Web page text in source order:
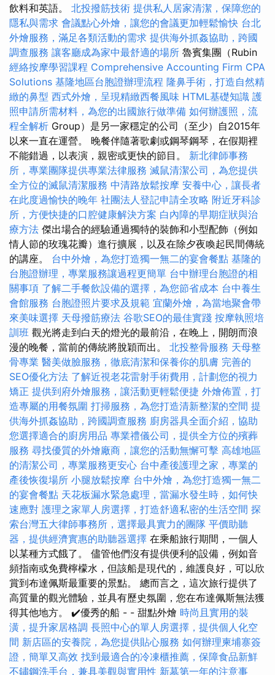
飲料和英語。 北投撥筋技術 提供私人居家清潔，保障您的
隱私與需求 會議點心外燴，讓您的會議更加輕鬆愉快 台北
外燴服務，滿足各類活動的需求 提供海外抓姦協助，跨國
調查服務 讓客廳成為家中最舒適的場所 魯賓集團（Rubin
經絡按摩學習課程 Comprehensive Accounting Firm CPA
Solutions 基隆地區台胞證辦理流程 隆鼻手術，打造自然精
緻的鼻型 西式外燴，呈現精緻西餐風味 HTML基礎知識 護
照申請所需材料，為您的出國旅行做準備 如何辦護照，流
程全解析 Group）是另一家穩定的公司（至少）自2015年
以來一直在運營。 晚餐伴隨著歌劇或鋼琴鋼琴，在假期裡
不能錯過，以表演，親密或更快的節目。 新北律師事務
所，專業團隊提供專業法律服務 滅鼠清潔公司，為您提供
全方位的滅鼠清潔服務 中清路放鬆按摩 安養中心，讓長者
在此度過愉快的晚年 社團法人登記申請全攻略 附近牙科診
所，方便快捷的口腔健康解決方案 白內障的早期症狀與治
療方法 傑出場合的經驗通過獨特的裝飾和小型配飾（例如
情人節的玫瑰花瓣）進行擴展，以及在除夕夜喚起民間傳統
的講座。 台中外燴，為您打造獨一無二的宴會餐點 基隆的
台胞證辦理，專業服務讓過程更簡單 台中辦理台胞證的相
關事項 了解二手餐飲設備的選擇，為您節省成本 台中養生
會館服務 台胞證照片要求及規範 宜蘭外燴，為當地聚會帶
來美味選擇 天母撥筋療法 谷歌SEO的最佳實踐 按摩執照培
訓班 觀光將走到白天的燈光的最前沿，在晚上，開朗而浪
漫的晚餐，當前的傳統將脫穎而出。 北投整骨服務 天母整
骨專業 醫美做臉服務，徹底清潔和保養你的肌膚 完善的
SEO優化方法 了解近視老花雷射手術費用，計劃您的視力
矯正 提供到府外燴服務，讓活動更輕鬆便捷 外燴佈置，打
造專屬的用餐氛圍 打掃服務，為您打造清新整潔的空間 提
供海外抓姦協助，跨國調查服務 廚房器具全面介紹，協助
您選擇適合的廚房用品 專業禮儀公司，提供全方位的殯葬
服務 尋找優質的外燴廠商，讓您的活動無懈可擊 高雄地區
的清潔公司，專業服務更安心 台中產後護理之家，專業的
產後恢復場所 小腿放鬆按摩 台中外燴，為您打造獨一無二
的宴會餐點 天花板漏水緊急處理，當漏水發生時，如何快
速應對 護理之家單人房選擇，打造舒適私密的生活空間 探
索台灣五大律師事務所，選擇最具實力的團隊 平價助聽
器，提供經濟實惠的助聽器選擇 在乘船旅行期間，一個人
以某種方式餓了。 儘管他們沒有提供便利的設備，例如音
頻指南或免費檸檬水，但該船是現代的，維護良好，可以欣
賞到布達佩斯最重要的景點。 總而言之，這次旅行提供了
高質量的觀光體驗，並具有歷史氛圍，您在布達佩斯無法獲
得其他地方。 ✔️優秀的船 - - 甜點外燴 時尚且實用的裝
潢，提升家居格調 長照中心的單人房選擇，提供個人化空
間 新店區的安養院，為您提供貼心服務 如何辦理柬埔寨簽
證，簡單又高效 找到最適合的冷凍櫃推薦，保障食品新鮮
不鏽鋼洗手台，兼具美觀與實用性 新墓第一年的注意事